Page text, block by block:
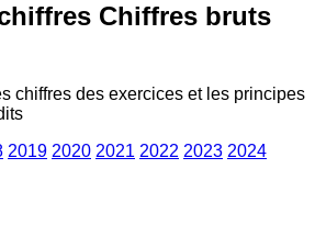
Chiffres bruts
chiffres des exercices et les principes
2019 2020 2021 2022 2023 2024